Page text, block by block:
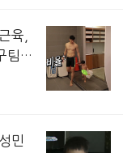
육,
팀
문성민 부자, '시호리호네'
민